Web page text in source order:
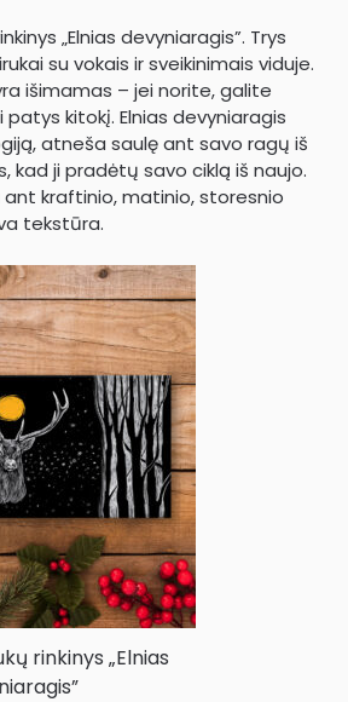
„Elnias devyniaragis”. Trys
su vokais ir sveikinimais viduje.
išimamas – jei norite, galite
kitokį. Elnias devyniaragis
atneša saulę ant savo ragų iš
kad ji pradėtų savo ciklą iš naujo.
kraftinio, matinio, storesnio
tekstūra.
rinkinys „Elnias